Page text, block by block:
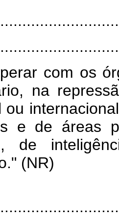
com os
na
ou
e de áreas
de
(NR)